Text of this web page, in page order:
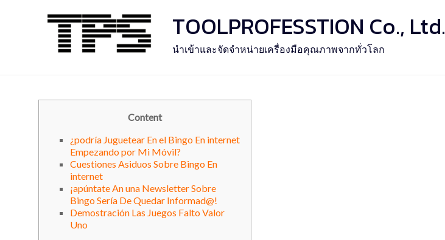
TOOLPROFESSTION Co., Ltd.
นำเข้าและจัดจำหน่ายเครื่องมือคุณภาพจากทั่วโลก
Content
¿podría Juguetear En el Bingo En internet
Empezando por Mi Móvil?
Cuestiones Asiduos Sobre Bingo En
internet
¡apúntate An una Newsletter Sobre
Bingo Serí­a De Quedar Informad@!
Demostración Las Juegos Falto Valor
Uno